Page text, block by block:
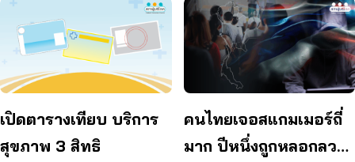
เปิดตารางเทียบ บริการ
สุขภาพ 3 สิทธิ
คนไทยเจอสแกมเมอร์ถี่
มาก ปีหนึ่งถูกหลอกลวง